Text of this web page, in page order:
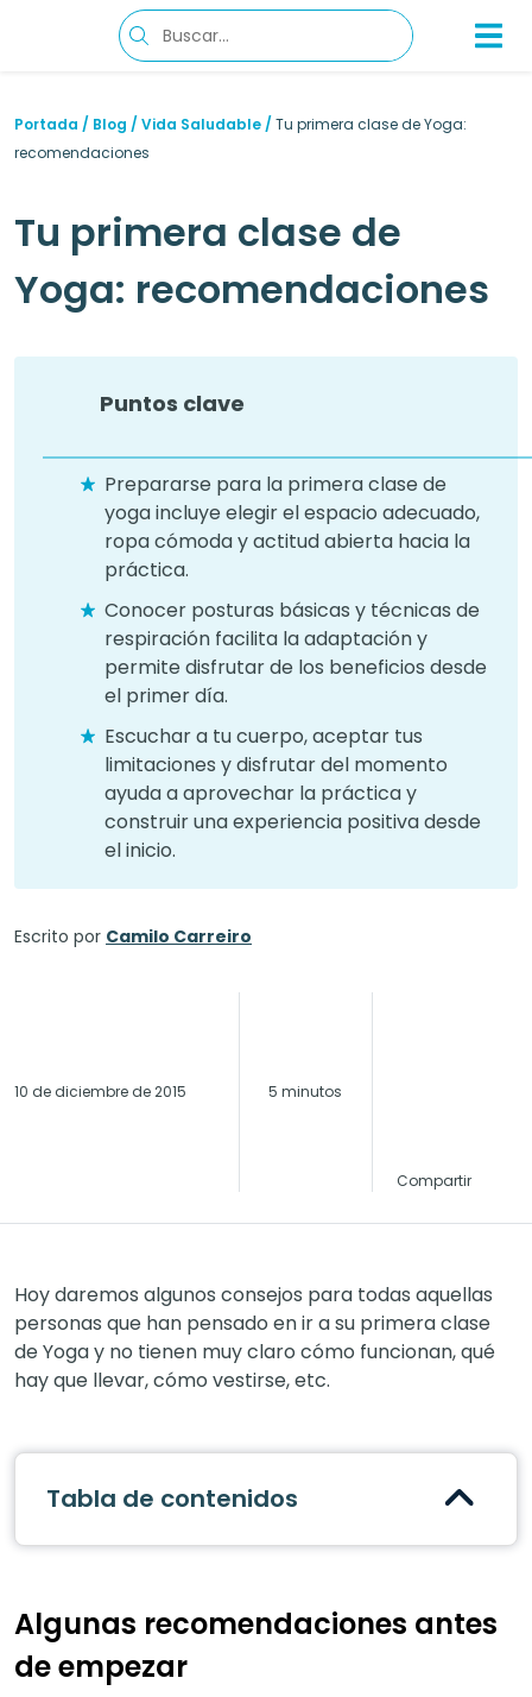
Portada / Blog / Vida Saludable / Tu primera clase de Yoga:
recomendaciones
Tu primera clase de
Yoga: recomendaciones
Puntos clave
Prepararse para la primera clase de
yoga incluye elegir el espacio adecuado,
ropa cómoda y actitud abierta hacia la
práctica.
Conocer posturas básicas y técnicas de
respiración facilita la adaptación y
permite disfrutar de los beneficios desde
el primer día.
Escuchar a tu cuerpo, aceptar tus
limitaciones y disfrutar del momento
ayuda a aprovechar la práctica y
construir una experiencia positiva desde
el inicio.
Escrito por Camilo Carreiro
10 de diciembre de 2015 5 minutos
Compartir
Hoy daremos algunos consejos para todas aquellas
personas que han pensado en ir a su primera clase
de Yoga y no tienen muy claro cómo funcionan, qué
hay que llevar, cómo vestirse, etc.
Tabla de contenidos
Algunas recomendaciones antes
de empezar